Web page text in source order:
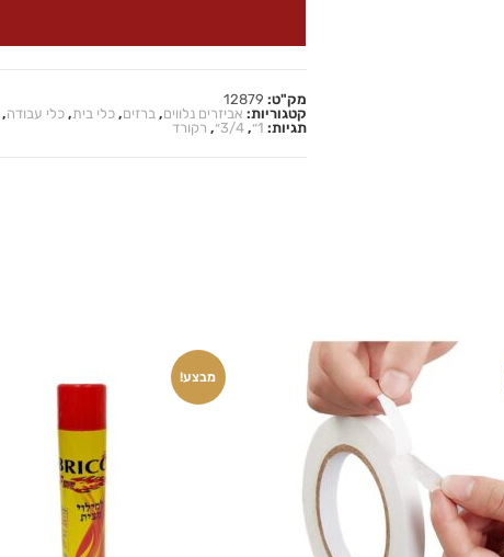
מק"ט: 12879
קטגוריות: אביזרים נלווים, ברזים, כלי בית, כלי עבודה,
תגיות: 1״ , 3/4״ , רקורד
מבצע!